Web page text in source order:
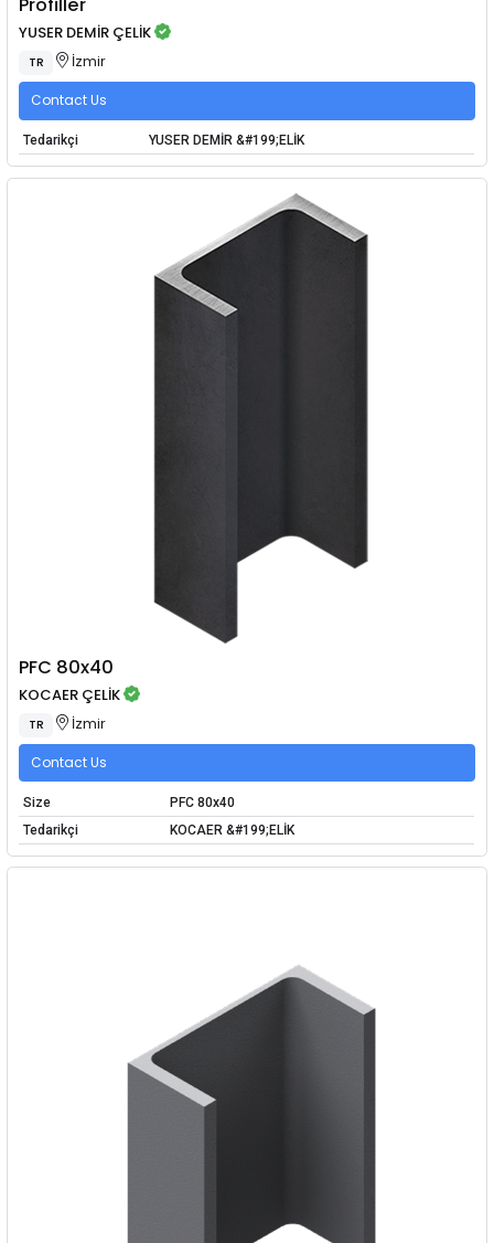
YUSER DEMİR ÇELİK
TR İzmir
Contact Us
Tedarikçi YUSER DEMİR &#199;ELİK
PFC 80x40
KOCAER ÇELİK
TR İzmir
Contact Us
Size
PFC 80x40
Tedarikçi
KOCAER &#199;ELİK